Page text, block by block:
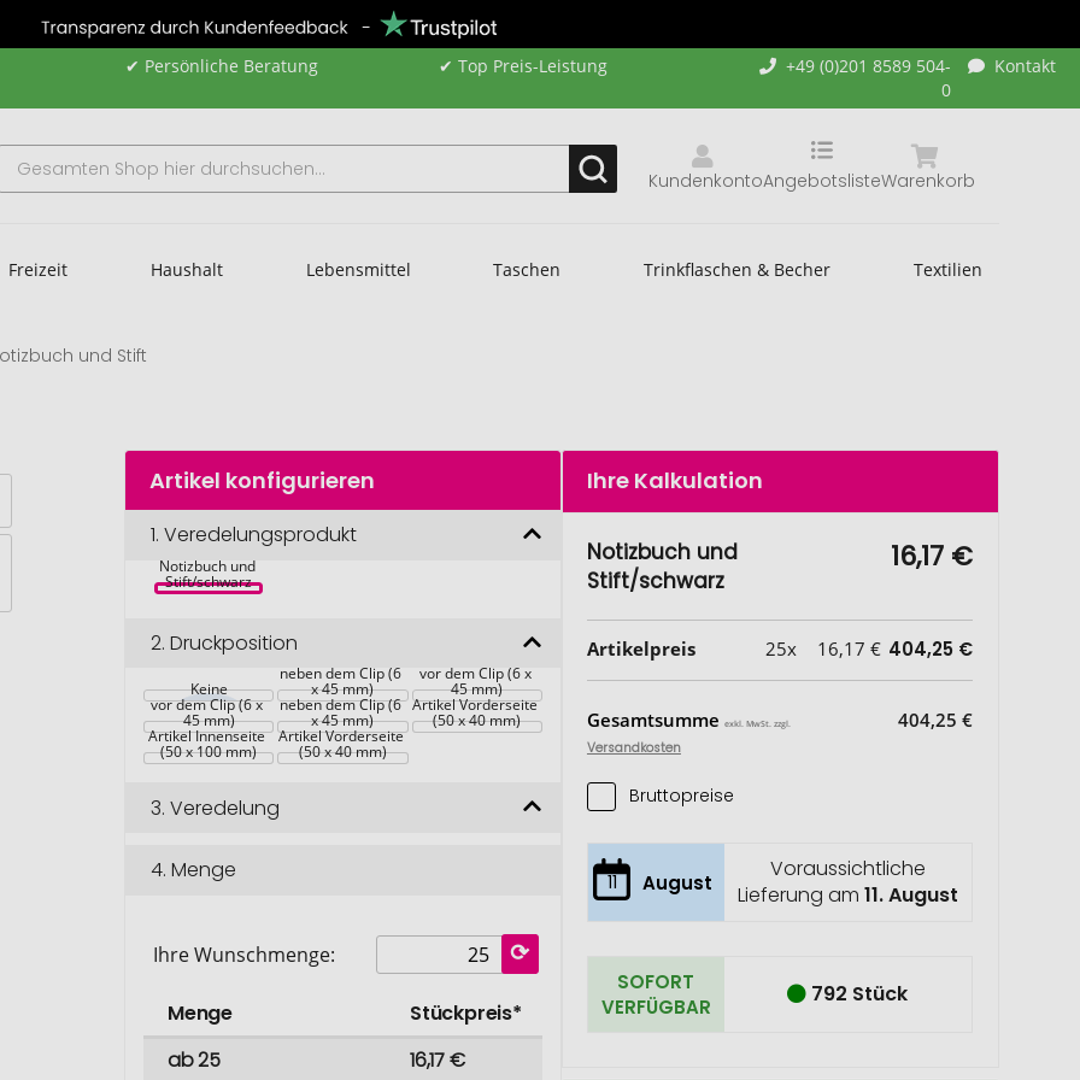
✔ Persönliche Beratung ✔ Top Preis-Leistung
+49 (0)201 8589 504-
0
Kontakt
Kundenkonto Warenkorb
Angebotsliste
Freizeit Haushalt Lebensmittel Taschen Trinkflaschen & Becher Textilien
und Stift
Artikel konfigurieren
1.Veredelungsprodukt
Notizbuch und
Stift/schwarz
2.Druckposition
Keine
neben dem Clip (6
x 45 mm)
vor dem Clip (6 x
45 mm)
vor dem Clip (6 x
45 mm)
neben dem Clip (6
x 45 mm)
Artikel Vorderseite
(50 x 40 mm)
Artikel Innenseite
(50 x 100 mm)
Artikel Vorderseite
(50 x 40 mm)
3.Veredelung
4.Menge
Ihre Wunschmenge:
Menge
Stückpreis*
ab 25
16,17 €
Ihre Kalkulation
Notizbuch und
Stift/schwarz
16,17 €
Artikelpreis 25x 16,17 € 404,25 €
Gesamtsumme exkl. MwSt. zzgl.
Versandkosten
404,25 €
Bruttopreise
11 August
Voraussichtliche
Lieferung am 11. August
SOFORT
VERFÜGBAR
792 Stück